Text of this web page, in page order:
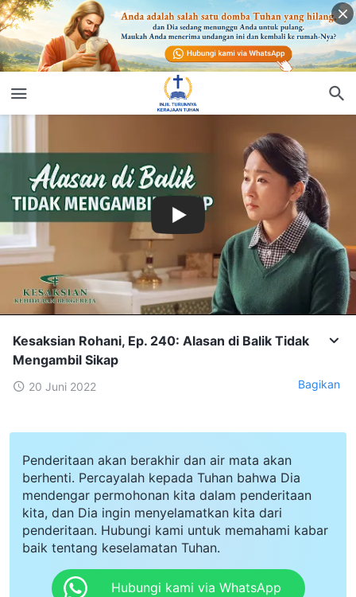
Kesaksian Rohani, Ep. 240: Alasan di Balik Tidak
Mengambil Sikap
20 Juni 2022 Bagikan
Penderitaan akan berakhir dan air mata akan
berhenti. Percayalah kepada Tuhan bahwa Dia
mendengar permohonan kita dalam penderitaan
kita, dan Dia ingin menyelamatkan kita dari
penderitaan. Hubungi kami untuk memahami kabar
baik tentang keselamatan Tuhan.
Hubungi kami via WhatsApp